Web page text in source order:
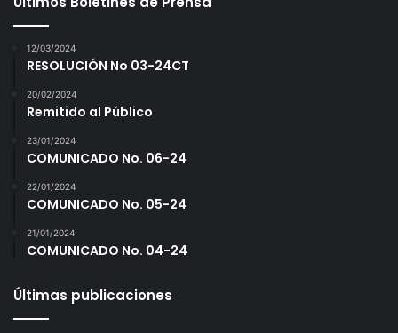
12/03/2024
RESOLUCIÓN No 03-24CT
20/02/2024
Remitido al Público
23/01/2024
COMUNICADO No. 06-24
22/01/2024
COMUNICADO No. 05-24
21/01/2024
COMUNICADO No. 04-24
Últimas publicaciones